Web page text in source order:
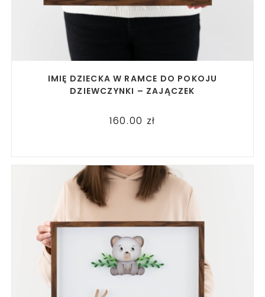
IMIĘ DZIECKA W RAMCE DO POKOJU
DZIEWCZYNKI – ZAJĄCZEK
160.00 zł